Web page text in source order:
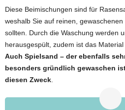
Diese Beimischungen sind für
weshalb Sie auf reinen,
sollten. Durch die Waschung werden
herausgespült, zudem ist das
Auch Spielsand – der ebenfalls
besonders gründlich gewaschen
diesen Zweck